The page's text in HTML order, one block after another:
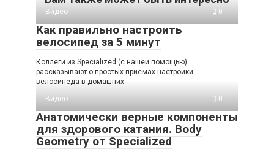
Видео 0
Как правильно настроить
велосипед за 5 минут
Коллеги из Specialized (с нашей помощью)
рассказывают о простых приемах настройки
велосипеда в домашних
Видео
0
Анатомически верные компоненты
для здорового катания. Body
Geometry от Specialized